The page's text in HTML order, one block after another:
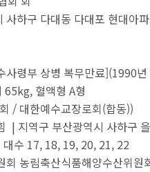
사하구 다대동 다대포 현대아
사령부 상병 복무만료](1990
혈액형 A형
/ 대한예수교장로회(합동))
| 지역구 부산광역시 사하구 을
대수 17, 18, 19, 20, 21, 22
회 농림축산식품해양수산위원